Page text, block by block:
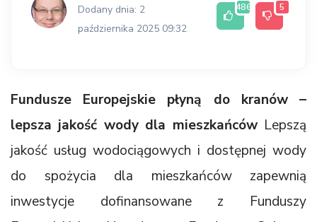
Dodany dnia: 2
października 2025 09:32
486 5
Fundusze Europejskie płyną do kranów –
lepsza jakość wody dla mieszkańców Lepszą
jakość usług wodociągowych i dostępnej wody
do spożycia dla mieszkańców zapewnią
inwestycje dofinansowane z Funduszy